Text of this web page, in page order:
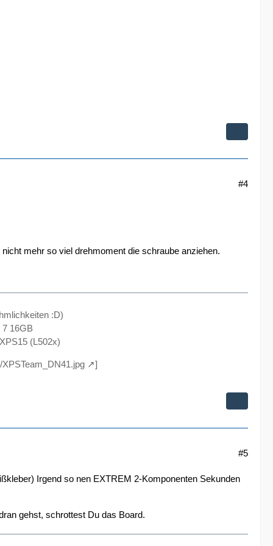
#4
mehr so viel drehmoment die schraube anziehen.
:D)
16GB
(L502x)
]
#5
Irgend so nen EXTREM 2-Komponenten Sekunden
gehst, schrottest Du das Board.